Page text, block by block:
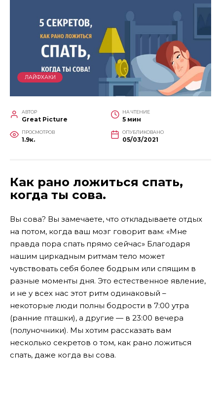
ЛАЙФХАКИ
АВТОР
Great Picture
НА ЧТЕНИЕ
5 мин
ПРОСМОТРОВ
1.9к.
ОПУБЛИКОВАНО
05/03/2021
Как рано ложиться спать,
когда ты сова.
Вы сова? Вы замечаете, что откладываете отдых
на потом, когда ваш мозг говорит вам: «Мне
правда пора спать прямо сейчас» Благодаря
нашим циркадным ритмам тело может
чувствовать себя более бодрым или спящим в
разные моменты дня. Это естественное явление,
и не у всех нас этот ритм одинаковый –
некоторые люди полны бодрости в 7:00 утра
(ранние пташки), а другие — в 23:00 вечера
(полуночники). Мы хотим рассказать вам
несколько секретов о том, как рано ложиться
спать, даже когда вы сова.